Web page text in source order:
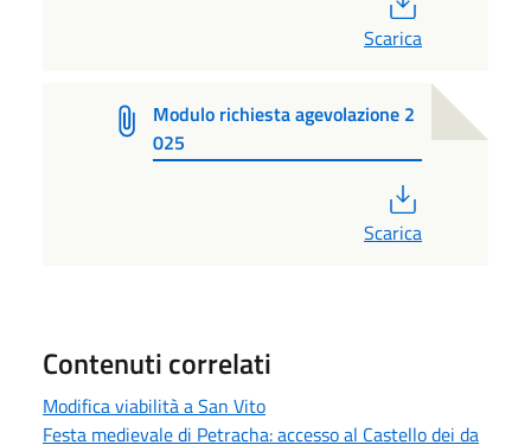
Scarica
Modulo richiesta agevolazione 2
025
Scarica
Contenuti correlati
Modifica viabilità a San Vito
Festa medievale di Petracha: accesso al Castello dei da